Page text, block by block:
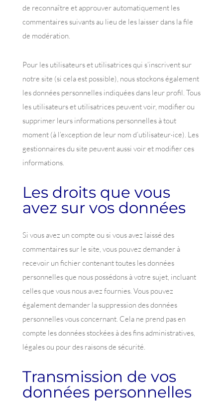
de reconnaître et approuver automatiquement les
commentaires suivants au lieu de les laisser dans la file
de modération.
Pour les utilisateurs et utilisatrices qui s’inscrivent sur
notre site (si cela est possible), nous stockons également
les données personnelles indiquées dans leur profil. Tous
les utilisateurs et utilisatrices peuvent voir, modifier ou
supprimer leurs informations personnelles à tout
moment (à l’exception de leur nom d’utilisateur·ice). Les
gestionnaires du site peuvent aussi voir et modifier ces
informations.
Les droits que vous
avez sur vos données
Si vous avez un compte ou si vous avez laissé des
commentaires sur le site, vous pouvez demander à
recevoir un fichier contenant toutes les données
personnelles que nous possédons à votre sujet, incluant
celles que vous nous avez fournies. Vous pouvez
également demander la suppression des données
personnelles vous concernant. Cela ne prend pas en
compte les données stockées à des fins administratives,
légales ou pour des raisons de sécurité.
Transmission de vos
données personnelles